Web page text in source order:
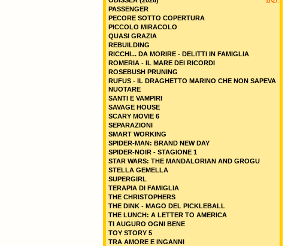
PASSENGER
PECORE SOTTO COPERTURA
PICCOLO MIRACOLO
QUASI GRAZIA
REBUILDING
RICCHI... DA MORIRE - DELITTI IN FAMIGLIA
ROMERIA - IL MARE DEI RICORDI
ROSEBUSH PRUNING
RUFUS - IL DRAGHETTO MARINO CHE NON SAPEVA
NUOTARE
SANTI E VAMPIRI
SAVAGE HOUSE
SCARY MOVIE 6
SEPARAZIONI
SMART WORKING
SPIDER-MAN: BRAND NEW DAY
SPIDER-NOIR - STAGIONE 1
STAR WARS: THE MANDALORIAN AND GROGU
STELLA GEMELLA
SUPERGIRL
TERAPIA DI FAMIGLIA
THE CHRISTOPHERS
THE DINK - MAGO DEL PICKLEBALL
THE LUNCH: A LETTER TO AMERICA
TI AUGURO OGNI BENE
TOY STORY 5
TRA AMORE E INGANNI